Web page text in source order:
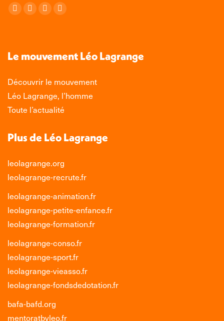
Retrouvez-nous sur :
La
s'ouvre
une
nouvelle
fenêtre
La
s'ouvre
une
fenêtre
La
s'ouvre
une
nouvelle
fenêtre
La
s'ouvre
une
nouvelle
fenêtre
Le mouvement Léo Lagrange
Découvrir le mouvement
Léo Lagrange, l’homme
Toute l’actualité
Plus de Léo Lagrange
leolagrange.org
leolagrange-recrute.fr
leolagrange-animation.fr
leolagrange-petite-enfance.fr
leolagrange-formation.fr
leolagrange-conso.fr
leolagrange-sport.fr
leolagrange-vieasso.fr
leolagrange-fondsdedotation.fr
bafa-bafd.org
mentoratbyleo.fr